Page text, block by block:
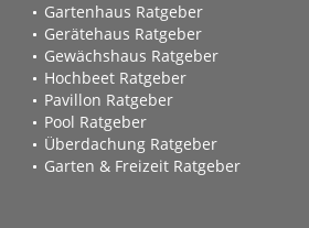
Gartenhaus Ratgeber
Gerätehaus Ratgeber
Gewächshaus Ratgeber
Hochbeet Ratgeber
Pavillon Ratgeber
Pool Ratgeber
Überdachung Ratgeber
Garten & Freizeit Ratgeber